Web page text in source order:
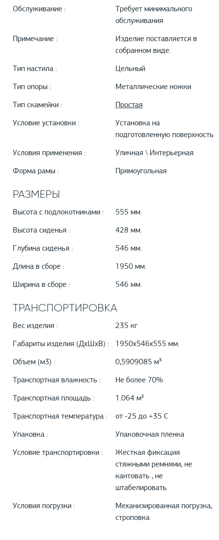
Обслуживание :
Требует минимального
обслуживания
Примечание :
Изделие поставляется в
собранном виде.
Тип настила : Цельный
Тип опоры : Металлические ножки
Тип скамейки : Простая
Условие установки :
Установка на
подготовленную поверхность
Условия применения : Уличная \ Интерьерная
Форма рамы : Прямоугольная
РАЗМЕРЫ
Высота с подлокотниками : 555 мм.
Высота сиденья : 428 мм.
Глубина сиденья : 546 мм.
Длина в сборе : 1950 мм.
Ширина в сборе : 546 мм.
ТРАНСПОРТИРОВКА
Вес изделия : 235 кг
Габариты изделия (ДхШхВ) : 1950х546х555 мм.
Объем (м3) : 0,5909085 м³
Транспортная влажность : Не более 70%
Транспортная площадь : 1.064 м²
Транспортная температура : от -25 до +35 С
Упаковка : Упаковочная пленка
Условие транспортировки :
Жесткая фиксация
стяжными ремнями, не
кантовать , не
штабелировать
Условия погрузки :
Механизированная погрузка,
строповка